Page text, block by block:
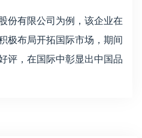
份有限公司为例，该企业在
极布局开拓国际市场，期间
评，在国际中彰显出中国品